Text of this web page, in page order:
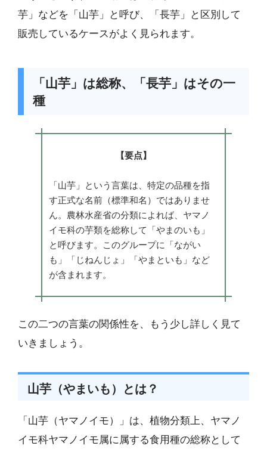
芋」などを「山芋」と呼び、「長芋」と区別して
販売しているケースがよく見られます。
「山芋」は総称、「長芋」はその一
種
【要点】
「山芋」という言葉は、特定の品種を指
す正式な名前（標準和名）ではありませ
ん。農林水産省の分類によれば、ヤマノ
イモ科の芋類を総称して「やまのいも」
と呼びます。このグループに「ながい
も」「じねんじょ」「やまといも」など
が含まれます。
この二つの言葉の関係性を、もう少し詳しく見て
いきましょう。
山芋（やまいも）とは？
「山芋（ヤマノイモ）」は、植物分類上、ヤマノ
イモ科ヤマノイモ属に属する食用種の総称として